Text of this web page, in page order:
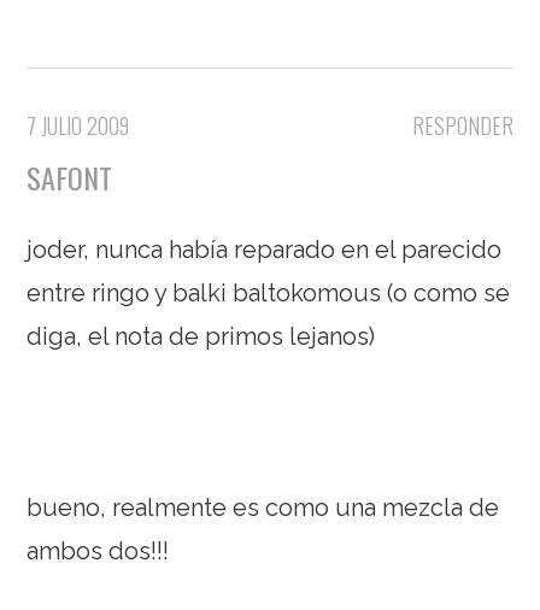
RESPONDER
7 JULIO 2009
SAFONT
joder, nunca había reparado en el parecido
entre ringo y balki baltokomous (o como se
diga, el nota de primos lejanos)
bueno, realmente es como una mezcla de
ambos dos!!!